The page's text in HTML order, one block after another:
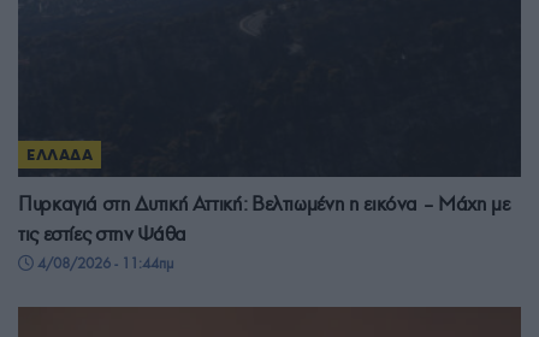
ΕΛΛΑΔΑ
Πυρκαγιά στη Δυτική Αττική: Βελτιωμένη η εικόνα – Μάχη με
τις εστίες στην Ψάθα
4/08/2026 - 11:44πμ